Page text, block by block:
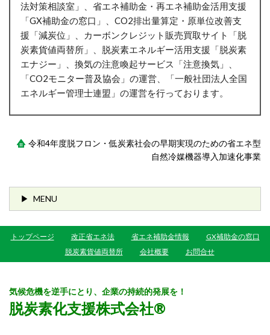
法対策相談室」、省エネ補助金・再エネ補助金活用支援
「GX補助金の窓口」、CO2排出量算定・原単位改善支
援「減炭位」、
カーボンクレジット販売買取サイト「脱
炭素貨値両替所」、 脱炭素エネルギー活用支援「脱炭素
エナジー」、換気の注意喚起サービス「注意換気」、
「CO2モニター普及協会」の運営、「一般社団法人全国
エネルギー管理士連盟」の運営を行っております。
令和4年度脱フロン・低炭素社会の早期実現のための省エネ型
自然冷媒機器導入加速化事業
MENU
トップページ 改正省エネ法 省エネ補助金情報
GX補助金の窓口
脱炭素貨値両替所
会社概要 お問合せ
気候危機を逆手にとり、企業の持続的発展を！
脱炭素化支援株式会社®